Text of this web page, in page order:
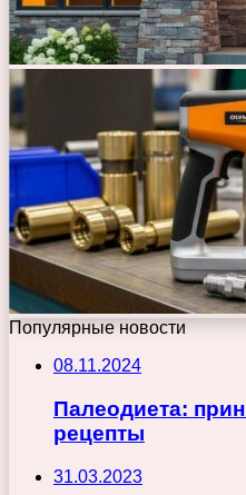
Популярные новости
08.11.2024
Палеодиета:
рецепты
31.03.2023